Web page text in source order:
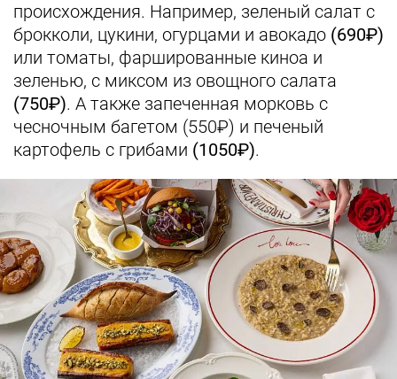
происхождения. Например, зеленый салат с
брокколи, цукини, огурцами и авокадо (690₽)
или томаты, фаршированные киноа и
зеленью, с миксом из овощного салата
(750₽). А также запеченная морковь с
чесночным багетом (550₽) и печеный
картофель с грибами (1050₽).